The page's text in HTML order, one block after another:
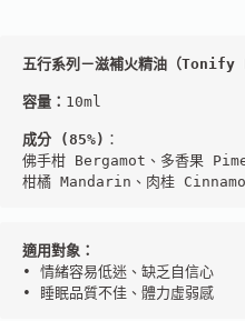
五行系列－滋補火精油（Tonify
容量： 10ml
成分 (85%) ：
佛手柑 Bergamot、多香果
柑橘 Mandarin、肉桂
• 情緒容易低迷、缺乏自信心
• 睡眠品質不佳、體力虛弱感